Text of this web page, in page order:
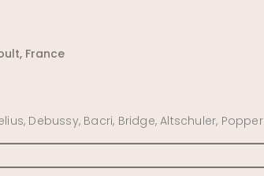
France
Debussy, Bacri, Bridge, Altschuler, Popper